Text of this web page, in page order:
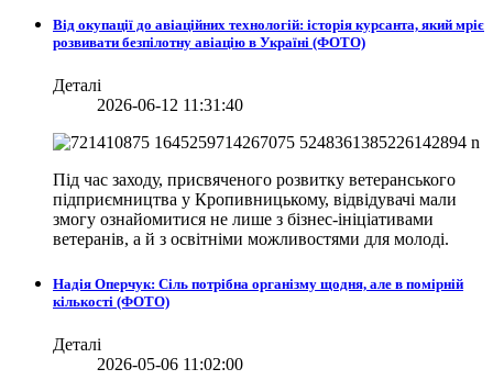
Від окупації до авіаційних технологій: історія курсанта, який мріє
розвивати безпілотну авіацію в Україні (ФОТО)
Деталі
2026-06-12 11:31:40
Під час заходу, присвяченого розвитку ветеранського
підприємництва у Кропивницькому, відвідувачі мали
змогу ознайомитися не лише з бізнес-ініціативами
ветеранів, а й з освітніми можливостями для молоді.
Надія Оперчук: Сіль потрібна організму щодня, але в помірній
кількості (ФОТО)
Деталі
2026-05-06 11:02:00